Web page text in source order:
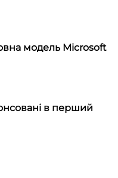
модель Microsoft
в перший